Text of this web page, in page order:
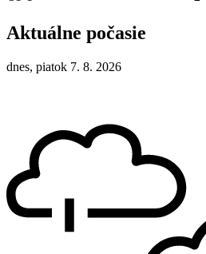
Aktuálne počasie
dnes, piatok 7. 8. 2026